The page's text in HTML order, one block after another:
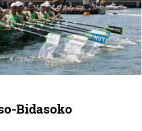
Bidasoko